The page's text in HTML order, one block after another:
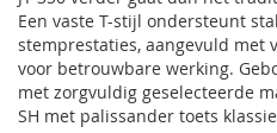
Een vaste T-stijl ondersteunt
stemprestaties, aangevuld met
voor betrouwbare werking.
met zorgvuldig geselecteerde
SH met palissander toets